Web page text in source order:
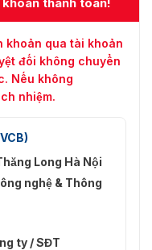
khoản qua tài khoản
đối không chuyển
Nếu không
nhiệm.
Long Hà Nội
nghệ & Thông
ty / SĐT